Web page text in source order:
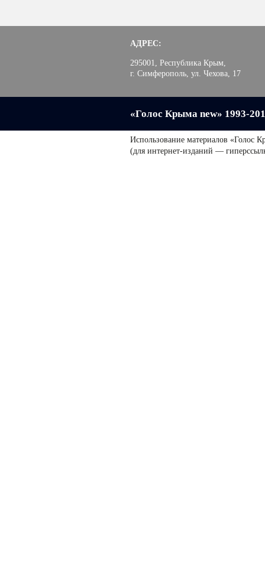
АДРЕС:
295001, Республика Крым,
г. Симферополь, ул. Чехова, 17
«Голос Крыма new» 1993-
Использование материалов «Голос
(для интернет-изданий —